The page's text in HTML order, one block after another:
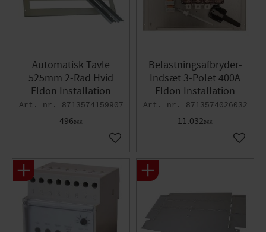
Automatisk Tavle
525mm 2-Rad Hvid
Eldon Installation
8713574159907
496DKK
Gem som favorit
Belastningsafbryder-
Indsæt 3-Polet 400A
Eldon Installation
8713574026032
11.032DKK
Gem